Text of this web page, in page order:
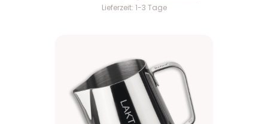
Lieferzeit: 1-3 Tage